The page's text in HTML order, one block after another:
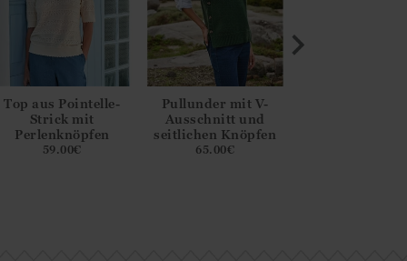
Top aus Pointelle-
Strick mit
Perlenknöpfen
59.00€
Pullunder mit V-
Ausschnitt und
seitlichen Knöpfen
65.00€